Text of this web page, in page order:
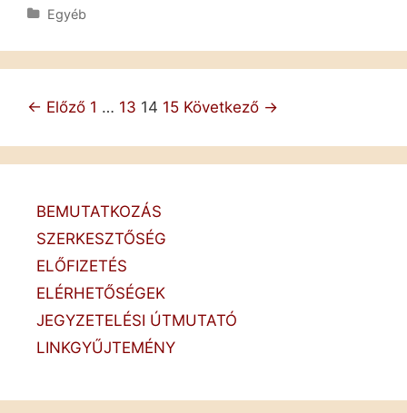
as
publikációiért
Kategória
Egyéb
Post
← Előző 1 … 13 14 15 Következő →
BEMUTATKOZÁS
SZERKESZTŐSÉG
ELŐFIZETÉS
ELÉRHETŐSÉGEK
JEGYZETELÉSI ÚTMUTATÓ
LINKGYŰJTEMÉNY